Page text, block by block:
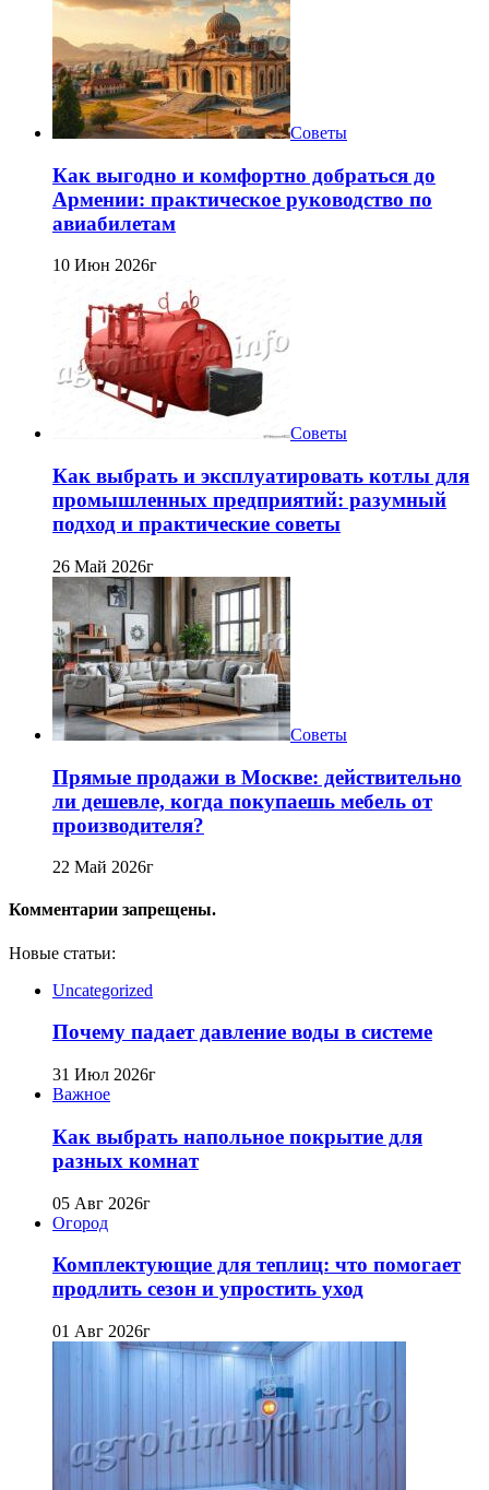
Советы
Как выгодно и комфортно добраться до
Армении: практическое руководство по
авиабилетам
10 Июн 2026г
Советы
Как выбрать и эксплуатировать котлы для
промышленных предприятий: разумный
подход и практические советы
26 Май 2026г
Советы
Прямые продажи в Москве: действительно
ли дешевле, когда покупаешь мебель от
производителя?
22 Май 2026г
Комментарии запрещены.
Новые статьи:
Uncategorized
Почему падает давление воды в системе
31 Июл 2026г
Важное
Как выбрать напольное покрытие для
разных комнат
05 Авг 2026г
Огород
Комплектующие для теплиц: что помогает
продлить сезон и упростить уход
01 Авг 2026г